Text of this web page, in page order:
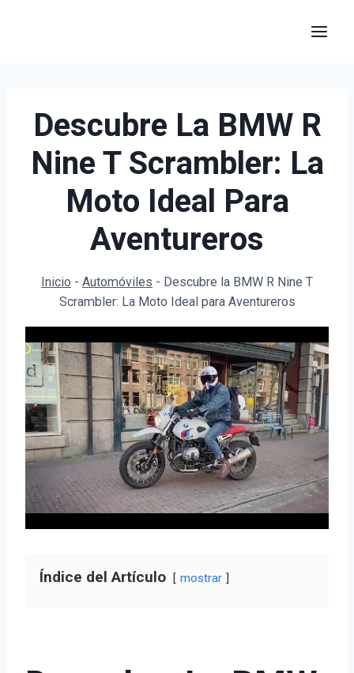
Descubre La BMW R
Nine T Scrambler: La
Moto Ideal Para
Aventureros
Inicio - Automóviles - Descubre la BMW R Nine T
Scrambler: La Moto Ideal para Aventureros
Índice del Artículo mostrar